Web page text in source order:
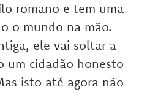
romano e tem uma
o mundo na mão.
ele vai soltar a
um cidadão honesto
isto até agora não